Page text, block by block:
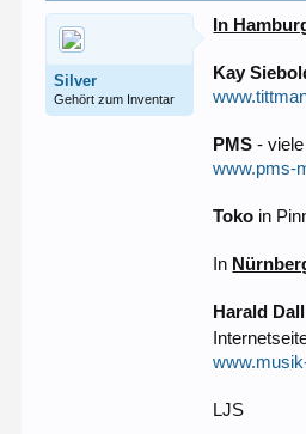
Silver
Gehört zum Inventar
In
Kay
PMS -
www.pms-
Toko in
In
Harald
LJS